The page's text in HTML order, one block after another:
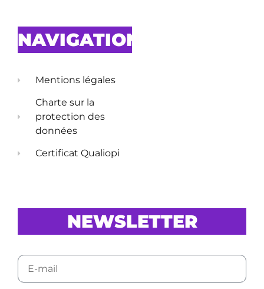
NAVIGATION
Mentions légales
Charte sur la
protection des
données
Certificat Qualiopi
NEWSLETTER